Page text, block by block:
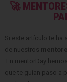
🚀
Si este artículo te ha
de nuestros
En mentorDay
que te guían paso a